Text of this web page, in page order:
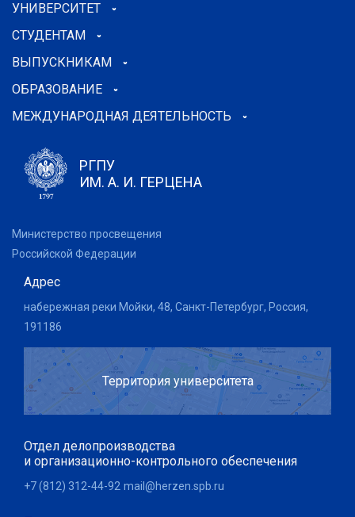
УНИВЕРСИТЕТ
СТУДЕНТАМ
ВЫПУСКНИКАМ
ОБРАЗОВАНИЕ
МЕЖДУНАРОДНАЯ ДЕЯТЕЛЬНОСТЬ
РГПУ
ИМ. А. И. ГЕРЦЕНА
Министерство просвещения
Российской Федерации
Адрес
набережная реки Мойки, 48, Санкт-Петербург, Россия,
191186
Территория университета
Отдел делопроизводства
и организационно-контрольного обеспечения
+7 (812) 312-44-92 mail@herzen.spb.ru